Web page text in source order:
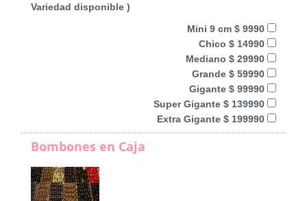
Variedad disponible )
Mini 9 cm $ 9990
Chico $ 14990
Mediano $ 29990
Grande $ 59990
Gigante $ 99990
Super Gigante $ 139990
Extra Gigante $ 199990
Bombones en Caja